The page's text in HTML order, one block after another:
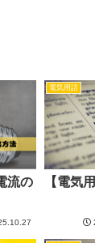
流の
電気用語
【電気